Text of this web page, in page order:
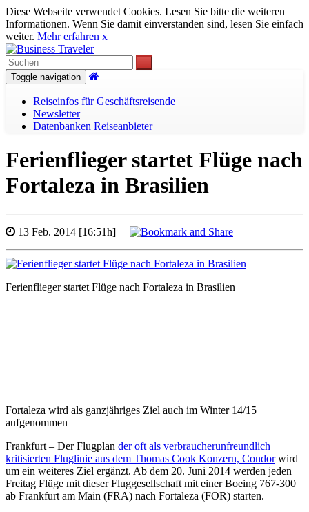
Diese Webseite verwendet Cookies. Lesen Sie bitte die weiteren
Informationen. Wenn Sie damit einverstanden sind, lesen Sie einfach
weiter. Mehr erfahren x
Toggle navigation
Reiseinfos für Geschäftsreisende
Newsletter
Datenbanken Reiseanbieter
Ferienflieger startet Flüge nach
Fortaleza in Brasilien
13 Feb. 2014 [16:51h]
Ferienflieger startet Flüge nach Fortaleza in Brasilien
Fortaleza wird als ganzjähriges Ziel auch im Winter 14/15
aufgenommen
Frankfurt – Der Flugplan der oft als verbraucherunfreundlich
kritisierten Fluglinie aus dem Thomas Cook Konzern, Condorwird
um ein weiteres Ziel ergänzt. Ab dem 20. Juni 2014 werden jeden
Freitag Flüge mit dieser Fluggesellschaft mit einer Boeing 767-300
ab Frankfurt am Main (FRA) nach Fortaleza (FOR) starten.